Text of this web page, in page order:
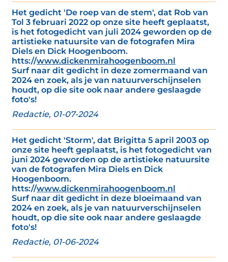
Het gedicht 'De roep van de stem', dat Rob van
Tol 3 februari 2022 op onze site heeft geplaatst,
is het fotogedicht van juli 2024 geworden op de
artistieke natuursite van de fotografen Mira
Diels en Dick Hoogenboom.
htts://www.dickenmirahoogenboom.nl
Surf naar dit gedicht in deze zomermaand van
2024 en zoek, als je van natuurverschijnselen
houdt, op die site ook naar andere geslaagde
foto's!
Redactie, 01-07-2024
Het gedicht 'Storm', dat Brigitta 5 april 2003 op
onze site heeft geplaatst, is het fotogedicht van
juni 2024 geworden op de artistieke natuursite
van de fotografen Mira Diels en Dick
Hoogenboom.
htts://www.dickenmirahoogenboom.nl
Surf naar dit gedicht in deze bloeimaand van
2024 en zoek, als je van natuurverschijnselen
houdt, op die site ook naar andere geslaagde
foto's!
Redactie, 01-06-2024